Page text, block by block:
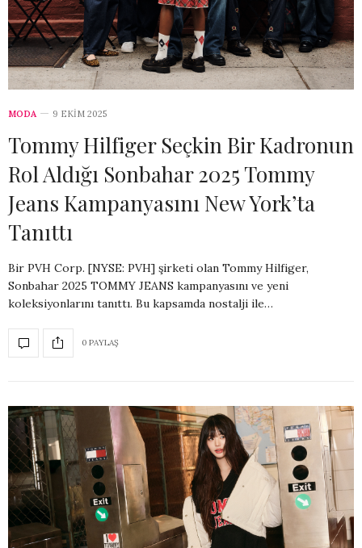
MODA 9 EKIM 2025
Tommy Hilfiger Seçkin Bir Kadronun
Rol Aldığı Sonbahar 2025 Tommy
Jeans Kampanyasını New York’ta
Tanıttı
Bir PVH Corp. [NYSE: PVH] şirketi olan Tommy Hilfiger,
Sonbahar 2025 TOMMY JEANS kampanyasını ve yeni
koleksiyonlarını tanıttı. Bu kapsamda nostalji ile…
0 PAYLAŞ